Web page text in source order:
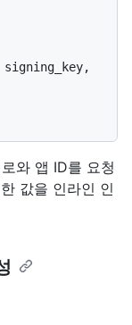
signing_key,
와 앱 ID를 요청
값을 인라인 인